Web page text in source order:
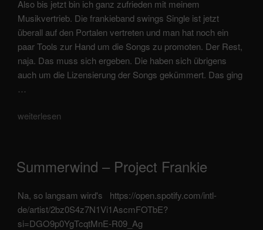
der
Suche
nach
Inspiration“
Also bis jetzt bin ich ganz zufrieden mit meinem
Musikvertrieb. Die frankieband swings Single ist jetzt
überall auf den Portalen vertreten und man hat noch ein
paar Tools zur Hand um die Songs zu promoten. Der Rest,
naja. Das muss sich ergeben. Die haben sich übrigens
auch um die Lizensierung der Songs gekümmert. Das ging
…
„Meine
weiterlesen
veröffentlicht
am
Summerwind – Project Frankie
Na, so langsam wird's https://open.spotify.com/intl-
de/artist/2bz0S4z7N1Vi1AscmFOTbE?
si=DGO9p0YgTcqtMnE-R09_Ag